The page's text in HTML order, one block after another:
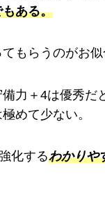
ある。
もらうのがお似
力＋4は優秀だ
めて少ない。
化するわかりや